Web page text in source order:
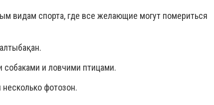
видам спорта, где все желающие могут помериться
и ловчими птицами.
фотозон.